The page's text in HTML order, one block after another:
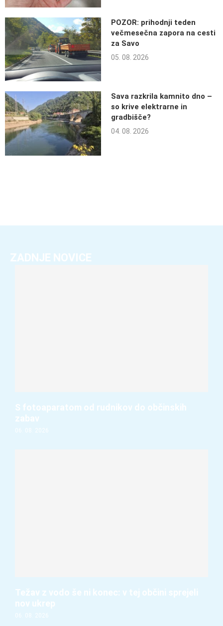
POZOR: prihodnji teden
večmesečna zapora na cesti
za Savo
05. 08. 2026
Sava razkrila kamnito dno –
so krive elektrarne in
gradbišče?
04. 08. 2026
ZADNJE NOVICE
S fotoaparatom od rudnikov do občinskih
zabav
06. 08. 2026
Težav z vodo še ni konec: v tej občini sprejeli
nov ukrep
06. 08. 2026